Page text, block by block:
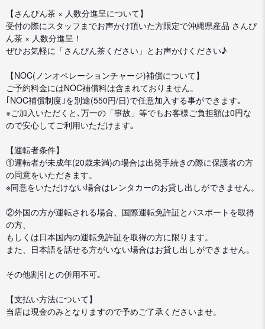
【さんぴん茶 × 人数分進呈について】
受付の際にスタッフまでお声かけ頂いた方限定で沖縄県産品 さんぴ
ん茶 × 人数分進呈！
ぜひお気軽に「さんぴん茶ください」とお声かけください♪
【NOC(ノンオペレーションチャージ)補償について】
ご予約料金にはNOC補償料は含まれておりません。
｢NOC補償制度｣を別途(550円/日)で任意加入する事ができます｡
※ご加入いただくと､万一の「事故」等でもお客様ご負担額は0円な
ので安心してご利用いただけます｡
【運転者条件】
①運転者が未成年(20歳未満)の場合は出発手続きの際に保護者の方
の同意をいただきます。
※同意をいただけない場合はレンタカーのお貸し出しができません。
②外国の方が運転される場合、国際運転免許証とパスポートを取得
の方、
もしくは日本国内の運転免許証を取得の方に限ります。
また、日本語を話せる方がいない場合はお貸し出しができません。
その他割引との併用不可｡
【支払い方法について】
当店は現金のみとなりますので予めご了承くださいませ。